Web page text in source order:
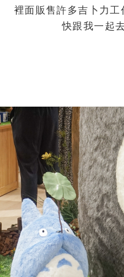
裡面販售許多吉卜力工
快跟我一起